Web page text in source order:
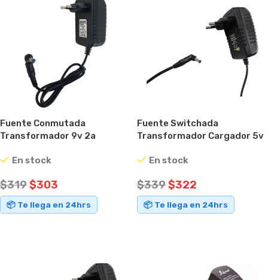
Fuente Conmutada
Transformador 9v 2a
NegroEn stock
$319$303
📦 Te llega en 24hrs
Fuente Switchada
Transformador Cargador 5v
En stock
$339$322
📦 Te llega en 24hrs